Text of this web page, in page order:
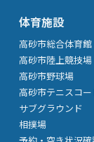
体育施設
高砂市総合体育館
高砂市陸上競技場
高砂市野球場
高砂市テニスコー
サブグラウンド
相撲場